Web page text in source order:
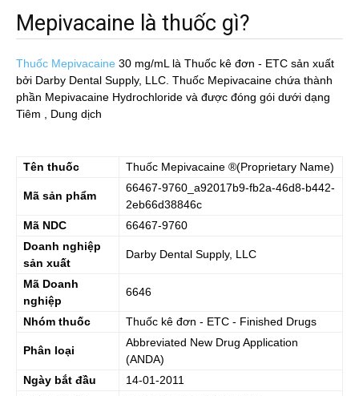
Mepivacaine là thuốc gì?
Thuốc Mepivacaine 30 mg/mL là Thuốc kê đơn - ETC sản xuất
bởi Darby Dental Supply, LLC. Thuốc Mepivacaine chứa thành
phần Mepivacaine Hydrochloride và được đóng gói dưới dạng
Tiêm , Dung dịch
Tên thuốc Thuốc Mepivacaine ®(Proprietary Name)
Mã sản phẩm
66467-9760_a92017b9-fb2a-46d8-b442-
2eb66d38846c
Mã NDC
66467-9760
Doanh nghiệp
sản xuất
Darby Dental Supply, LLC
Mã Doanh
nghiệp
6646
Nhóm thuốc Thuốc kê đơn - ETC - Finished Drugs
Phân loại
Abbreviated New Drug Application
(ANDA)
Ngày bắt đầu
14-01-2011